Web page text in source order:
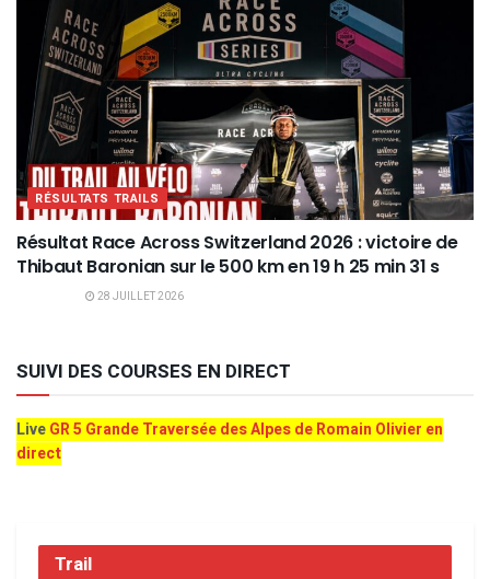
RÉSULTATS TRAILS
Résultat Race Across Switzerland 2026 : victoire de
Thibaut Baronian sur le 500 km en 19 h 25 min 31 s
28 JUILLET 2026
SUIVI DES COURSES EN DIRECT
LiveGR 5 Grande Traversée des Alpes de Romain Olivier en
direct
Trail